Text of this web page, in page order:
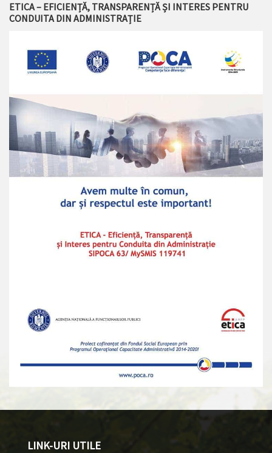
ETICA – EFICIENȚĂ, TRANSPARENȚĂ ȘI INTERES PENTRU
CONDUITA DIN ADMINISTRAȚIE
LINK-URI UTILE